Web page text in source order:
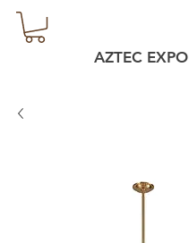
AZTEC EXPO